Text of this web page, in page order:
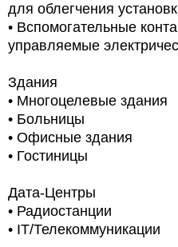
для облегчения
• Вспомогательные
управляемые
Здания
• Многоцелевые здания
• Больницы
• Офисные здания
• Гостиницы
Дата-Центры
• Радиостанции
• IT/Телекоммуникации